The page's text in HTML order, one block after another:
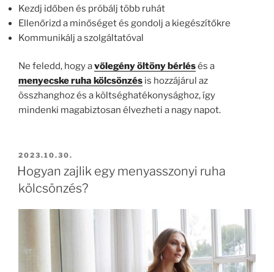
Kezdj időben és próbálj több ruhát
Ellenőrizd a minőséget és gondolj a kiegészítőkre
Kommunikálj a szolgáltatóval
Ne feledd, hogy avőlegény öltöny bérlésés a
menyecske ruha kölcsönzés is hozzájárul az
összhanghoz és a költséghatékonysághoz, így
mindenki magabiztosan élvezheti a nagy napot.
BEKÜLDVE:
2023.10.30.
Hogyan zajlik egy menyasszonyi ruha
kölcsönzés?